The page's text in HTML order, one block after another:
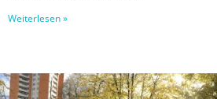
Weiterlesen »